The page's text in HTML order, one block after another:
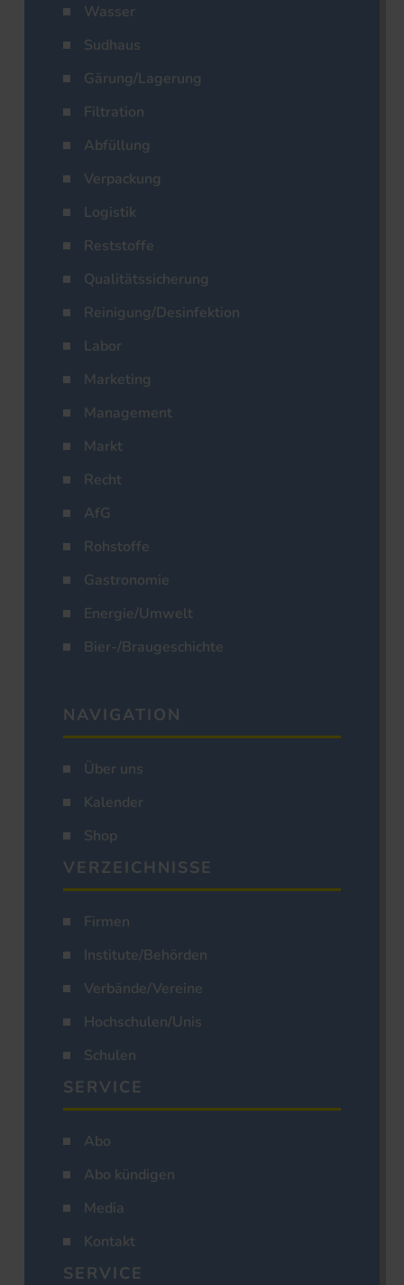
Wasser
Sudhaus
Gärung/Lagerung
Filtration
Abfüllung
Verpackung
Logistik
Reststoffe
Qualitätssicherung
Reinigung/Desinfektion
Labor
Marketing
Management
Markt
Recht
AfG
Rohstoffe
Gastronomie
Energie/Umwelt
Bier-/Braugeschichte
NAVIGATION
Über uns
Kalender
Shop
VERZEICHNISSE
Firmen
Institute/Behörden
Verbände/Vereine
Hochschulen/Unis
Schulen
SERVICE
Abo
Abo kündigen
Media
Kontakt
SERVICE